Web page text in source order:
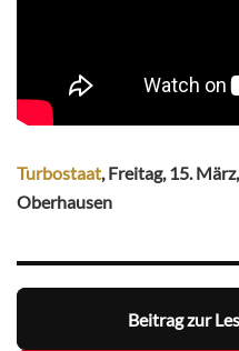
Turbostaat, Freitag, 15.
Oberhausen
Beitrag zur